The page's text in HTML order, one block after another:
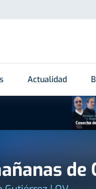
Actualidad
de